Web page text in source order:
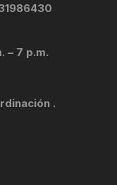
– 7 p.m.
.